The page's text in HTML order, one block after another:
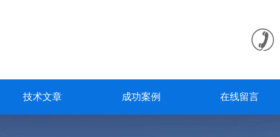
技术文章 成功案例 在线留言